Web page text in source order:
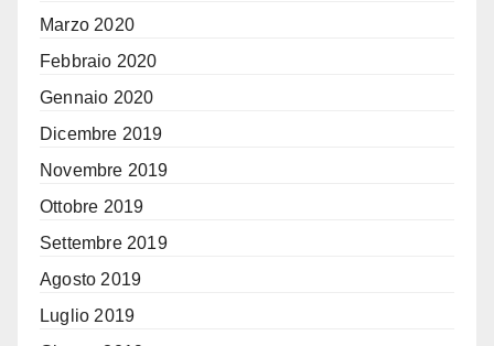
Marzo 2020
Febbraio 2020
Gennaio 2020
Dicembre 2019
Novembre 2019
Ottobre 2019
Settembre 2019
Agosto 2019
Luglio 2019